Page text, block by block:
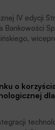
IV edycji
Bankowości
o